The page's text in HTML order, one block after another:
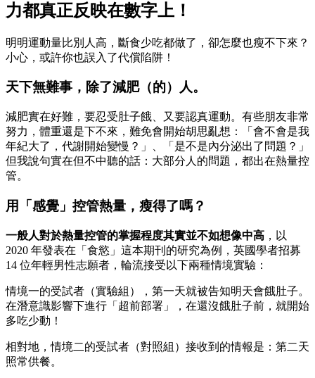
力都真正反映在數字上！
明明運動量比別人高，斷食少吃都做了，卻怎麼也瘦不下來？
小心，或許你也誤入了代償陷阱！
天下無難事，除了減肥（的）人。
減肥實在好難，要忍受肚子餓、又要認真運動。有些朋友非常
努力，體重還是下不來，難免會開始胡思亂想：「會不會是我
年紀大了，代謝開始變慢？」、「是不是內分泌出了問題？」
但我說句實在但不中聽的話：大部分人的問題，都出在熱量控
管。
用「感覺」控管熱量，瘦得了嗎？
一般人對於熱量控管的掌握程度其實並不如想像中高 ，以
2020 年發表在「食慾」這本期刊的研究為例，英國學者招募
14 位年輕男性志願者，輪流接受以下兩種情境實驗：
情境一的受試者（實驗組），第一天就被告知明天會餓肚子。
在潛意識影響下進行「超前部署」，在還沒餓肚子前，就開始
多吃少動！
相對地，情境二的受試者（對照組）接收到的情報是：第二天
照常供餐。